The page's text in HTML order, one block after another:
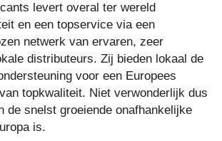
levert overal ter wereld
en een topservice via een
netwerk van ervaren, zeer
distributeurs. Zij bieden lokaal de
voor een Europees
topkwaliteit. Niet verwonderlijk dus
de snelst groeiende onafhankelijke
is.